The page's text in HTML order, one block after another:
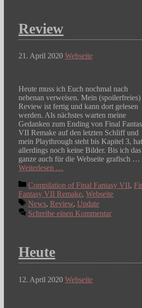
Review
21. April 2020 Webseite
Heute muss ich Euch nochmal nach
nebenan verweisen. Mein (spoilerfreies)
Review ist fertig und kann dort gelesen
werden. Als nächstes warten meine
Gedanken zum Ending von Final
VII Remake auf den letzten Schliff und
mein Playthrough steht bis Kapitel 3, hat
allerdings noch keine Bilder. Bis ich das
ganze auch für die Webseite grafisch …
Weiterlesen …
Kategorien
Compilation of Final Fantasy VII,
Fantasy VII Remake, Webseite
Schlagwörter
News, Review, Update
Schreibe einen Kommentar
Heute
12. April 2020 Webseite